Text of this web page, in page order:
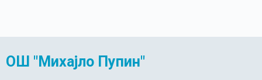
ОШ "Михајло Пупин"